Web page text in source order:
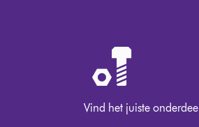
Vind het juiste onderdeel